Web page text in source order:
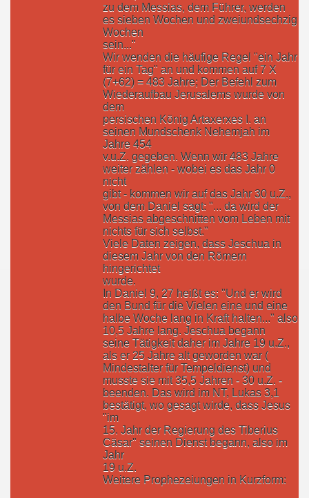
zu dem Messias, dem Führer, werden
es sieben Wochen und zweiundsechzig
Wochen
sein..."
Wir wenden die häufige Regel "ein Jahr
für ein Tag" an und kommen auf 7 X
(7+62) = 483 Jahre; Der Befehl zum
Wiederaufbau Jerusalems wurde von
dem
persischen König Artaxerxes I. an
seinen Mundschenk Nehemjah im
Jahre 454
v.u.Z. gegeben. Wenn wir 483 Jahre
weiter zählen - wobei es das Jahr 0
nicht
gibt - kommen wir auf das Jahr 30 u.Z.,
von dem Daniel sagt: "... da wird der
Messias abgeschnitten vom Leben mit
nichts für sich selbst."
Viele Daten zeigen, dass Jeschua in
diesem Jahr von den Römern
hingerichtet
wurde.
In Daniel 9, 27 heißt es: "Und er wird
den Bund für die Vielen eine und eine
halbe Woche lang in Kraft halten..." also
10,5 Jahre lang. Jeschua begann
seine Tätigkeit daher im Jahre 19 u.Z.,
als er 25 Jahre alt geworden war (
Mindestalter für Tempeldienst) und
musste sie mit 35,5 Jahren - 30 u.Z. -
beenden. Das wird im NT, Lukas 3,1
bestätigt, wo gesagt wirde, dass Jesus
"im
15. Jahr der Regierung des Tiberius
Cäsar" seinen Dienst begann, also im
Jahr
19 u.Z.
Weitere Prophezeiungen in Kurzform: